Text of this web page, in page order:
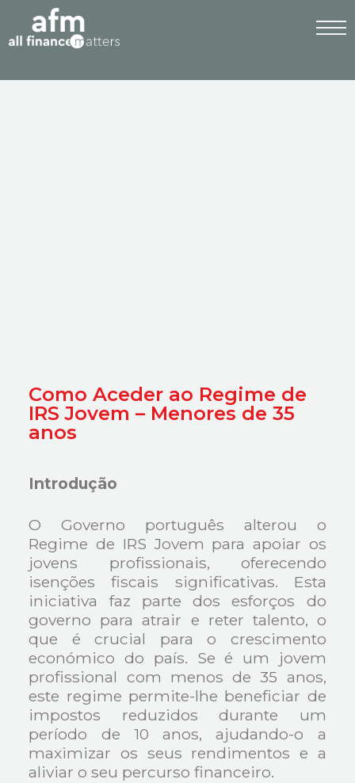
Como Aceder ao Regime de
IRS Jovem – Menores de 35
anos
Introdução
O Governo português alterou o
Regime de IRS Jovem para apoiar os
jovens profissionais, oferecendo
isenções fiscais significativas. Esta
iniciativa faz parte dos esforços do
governo para atrair e reter talento, o
que é crucial para o crescimento
económico do país. Se é um jovem
profissional com menos de 35 anos,
este regime permite-lhe beneficiar de
impostos reduzidos durante um
período de 10 anos, ajudando-o a
maximizar os seus rendimentos e a
aliviar o seu percurso financeiro.